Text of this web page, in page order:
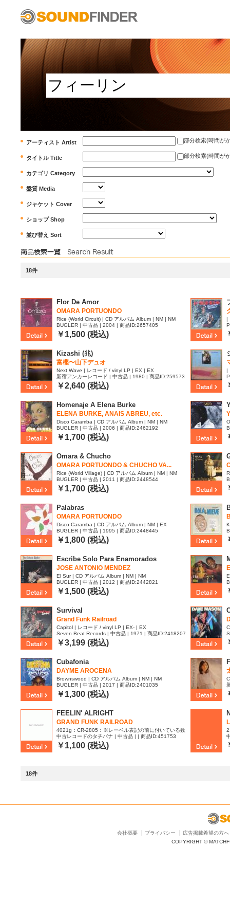
アーティスト Artist 部分検索(時間が
タイトル Title 部分検索(時間が
カテゴリ Category
盤質 Media
ジャケット Cover
ショップ Shop
並び替え Sort
18件
Flor De Amor
OMARA PORTUONDO
Rice (World Circuit) | CD アルバム Album | NM | NM
BUGLER | 中古品 | 2004 | 商品ID:2657405
￥1,500 (税込)
|
Kizashi (兆)
富樫〜山下デュオ
Next Wave | レコード / vinyl LP | EX | EX
新宿アンカーレコード | 中古品 | 1980 | 商品ID:259573
2￥2,640 (税込)
|
Homenaje A Elena Burke
ELENA BURKE, ANAIS ABREU, etc.
Disco Caramba | CD アルバム Album | NM | NM
BUGLER | 中古品 | 2006 | 商品ID:2462192
￥1,700 (税込)
Omara & Chucho
OMARA PORTUONDO & CHUCHO VA...
Rice (World Village) | CD アルバム Album | NM | NM
BUGLER | 中古品 | 2011 | 商品ID:2448544
￥1,700 (税込)
Palabras
OMARA PORTUONDO
Disco Caramba | CD アルバム Album | NM | EX
BUGLER | 中古品 | 1995 | 商品ID:2448445
￥1,800 (税込)
Escribe Solo Para Enamorados
JOSE ANTONIO MENDEZ
El Sur | CD アルバム Album | NM | NM
BUGLER | 中古品 | 2012 | 商品ID:2442821
￥1,500 (税込)
Survival
Grand Funk Railroad
Capitol | レコード / vinyl LP | EX- | EX
Seven Beat Records | 中古品 | 1971 | 商品ID:2418207
￥3,199 (税込)
Cubafonia
DAYME AROCENA
Brownswood | CD アルバム Album | NM | NM
BUGLER | 中古品 | 2017 | 商品ID:2401035
￥1,300 (税込)
1
FEELIN' ALRIGHT
GRAND FUNK RAILROAD
4021g：CR-2805：※レーベル表記の前に付いている数
字は当社の管理番号です。 | レコード / vinyl 7inch | NM
| NM
中古レコードのタチバナ | 中古品 | | 商品ID:451753
￥1,100 (税込)
18件
会社概要 プライバシー
広告掲載希望の方へ
COPYRIGHT ©